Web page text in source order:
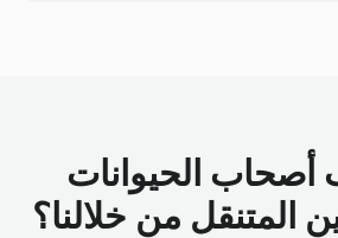
أصحاب الحيوانات
المتنقل من خلالنا؟